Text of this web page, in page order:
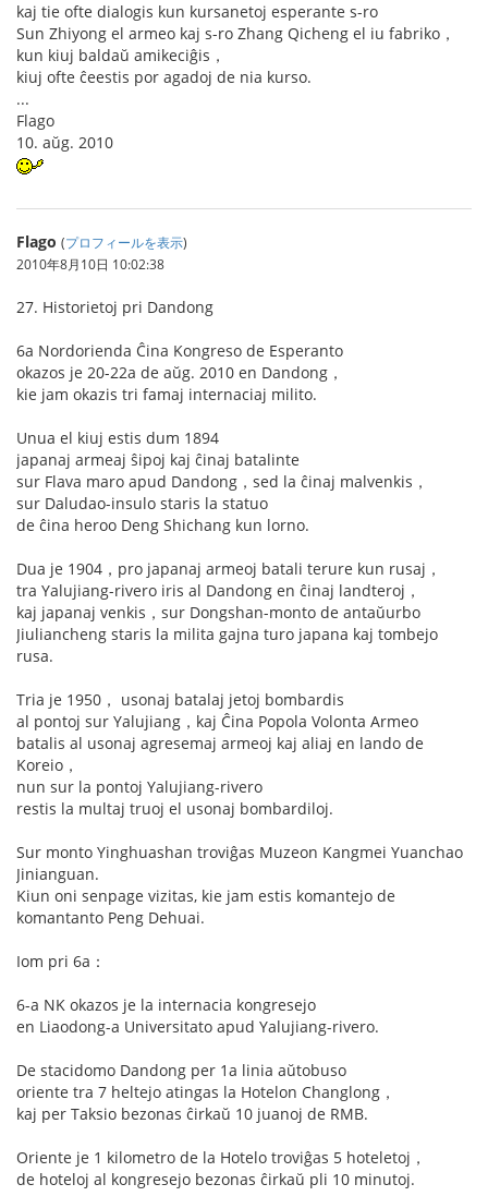
kaj tie ofte dialogis kun kursanetoj esperante s-ro
Sun Zhiyong el armeo kaj s-ro Zhang Qicheng el iu fabriko，
kun kiuj baldaŭ amikeciĝis，
kiuj ofte ĉeestis por agadoj de nia kurso.
...
Flago
10. aŭg. 2010
Flago (プロフィールを表示)
2010年8月10日 10:02:38
27. Historietoj pri Dandong
6a Nordorienda Ĉina Kongreso de Esperanto
okazos je 20-22a de aŭg. 2010 en Dandong，
kie jam okazis tri famaj internaciaj milito.
Unua el kiuj estis dum 1894
japanaj armeaj ŝipoj kaj ĉinaj batalinte
sur Flava maro apud Dandong，sed la ĉinaj malvenkis，
sur Daludao-insulo staris la statuo
de ĉina heroo Deng Shichang kun lorno.
Dua je 1904，pro japanaj armeoj batali terure kun rusaj，
tra Yalujiang-rivero iris al Dandong en ĉinaj landteroj，
kaj japanaj venkis，sur Dongshan-monto de antaŭurbo
Jiuliancheng staris la milita gajna turo japana kaj tombejo
rusa.
Tria je 1950， usonaj batalaj jetoj bombardis
al pontoj sur Yalujiang，kaj Ĉina Popola Volonta Armeo
batalis al usonaj agresemaj armeoj kaj aliaj en lando de
Koreio，
nun sur la pontoj Yalujiang-rivero
restis la multaj truoj el usonaj bombardiloj.
Sur monto Yinghuashan troviĝas Muzeon Kangmei Yuanchao
Jinianguan.
Kiun oni senpage vizitas, kie jam estis komantejo de
komantanto Peng Dehuai.
Iom pri 6a：
6-a NK okazos je la internacia kongresejo
en Liaodong-a Universitato apud Yalujiang-rivero.
De stacidomo Dandong per 1a linia aŭtobuso
oriente tra 7 heltejo atingas la Hotelon Changlong，
kaj per Taksio bezonas ĉirkaŭ 10 juanoj de RMB.
Oriente je 1 kilometro de la Hotelo troviĝas 5 hoteletoj，
de hoteloj al kongresejo bezonas ĉirkaŭ pli 10 minutoj.